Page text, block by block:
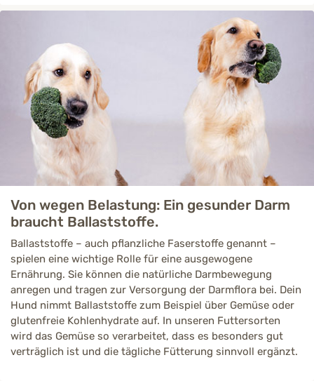
Von wegen Belastung: Ein gesunder Darm
braucht Ballaststoffe.
Ballaststoffe – auch pflanzliche Faserstoffe genannt –
spielen eine wichtige Rolle für eine ausgewogene
Ernährung. Sie können die natürliche Darmbewegung
anregen und tragen zur Versorgung der Darmflora bei. Dein
Hund nimmt Ballaststoffe zum Beispiel über Gemüse oder
glutenfreie Kohlenhydrate auf. In unseren Futtersorten
wird das Gemüse so verarbeitet, dass es besonders gut
verträglich ist und die tägliche Fütterung sinnvoll ergänzt.